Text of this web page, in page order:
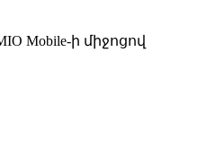
Mobile-ի միջոցով